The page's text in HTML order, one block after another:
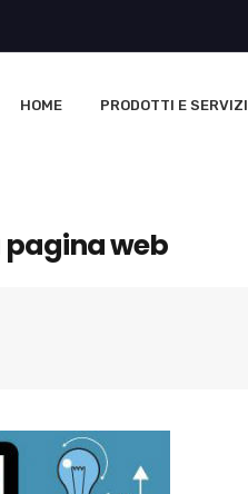
HOME PRODOTTI E SERVIZI
pagina web